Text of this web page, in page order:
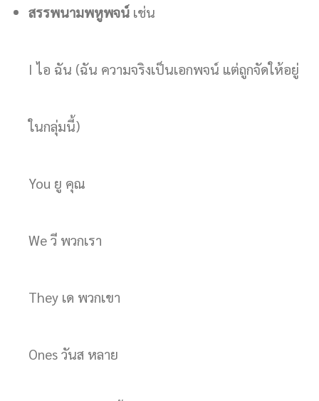
สรรพนามพหูพจน์เช่น
I ไอ ฉัน (ฉัน ความจริงเป็นเอกพจน์ แต่ถูกจัดให้อยู่
ในกลุ่มนี้)
You ยู คุณ
We วี พวกเรา
They เด พวกเขา
Ones วันส หลาย